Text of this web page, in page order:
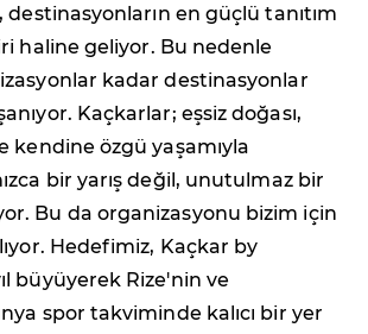
destinasyonların en güçlü tanıtım
haline geliyor. Bu nedenle
kadar destinasyonlar
Kaçkarlar; eşsiz doğası,
kendine özgü yaşamıyla
bir yarış değil, unutulmaz bir
Bu da organizasyonu bizim için
Hedefimiz, Kaçkar by
büyüyerek Rize'nin ve
spor takviminde kalıcı bir yer